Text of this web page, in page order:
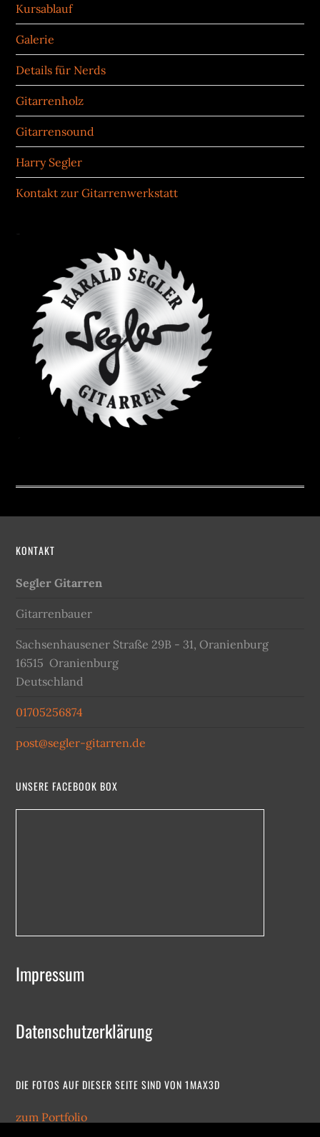
Kursablauf
Galerie
Details für Nerds
Gitarrenholz
Gitarrensound
Harry Segler
Kontakt zur Gitarrenwerkstatt
KONTAKT
Segler Gitarren
Gitarrenbauer
Sachsenhausener Straße 29B - 31, Oranienburg
16515 Oranienburg
Deutschland
01705256874
post@segler-gitarren.de
UNSERE FACEBOOK BOX
Impressum
Datenschutzerklärung
DIE FOTOS AUF DIESER SEITE SIND VON 1MAX3D
zum Portfolio